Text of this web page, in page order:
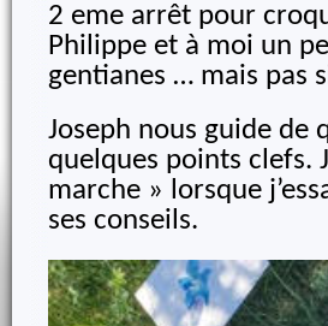
2 eme arrêt pour
Philippe et à moi un
gentianes … mais pas
Joseph nous guide de
quelques points clefs.
marche » lorsque
ses conseils.